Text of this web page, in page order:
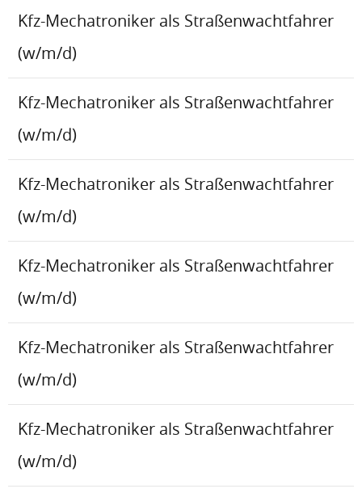
Kfz-Mechatroniker als Straßenwachtfahrer
(w/m/d)
Kfz-Mechatroniker als Straßenwachtfahrer
(w/m/d)
Kfz-Mechatroniker als Straßenwachtfahrer
(w/m/d)
Kfz-Mechatroniker als Straßenwachtfahrer
(w/m/d)
Kfz-Mechatroniker als Straßenwachtfahrer
(w/m/d)
Kfz-Mechatroniker als Straßenwachtfahrer
(w/m/d)